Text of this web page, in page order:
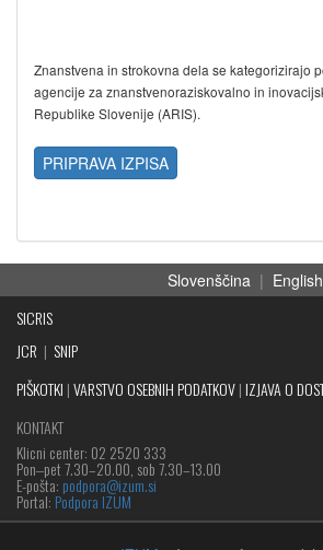
Znanstvena in strokovna dela se kategorizirajo
agencije za znanstvenoraziskovalno in
Republike Slovenije (ARIS).
PRIPRAVA IZPISA
Slovenščina | English
SICRIS
JCR | SNIP
PIŠKOTKI |VARSTVO OSEBNIH PODATKOV| IZJAVA O
KONTAKT
Klicni center: 02 2520 333
Pon‒pet 7.30–20.00, sob 7.30–13.00
E-pošta: podpora@izum.si
Portal: Podpora IZUM